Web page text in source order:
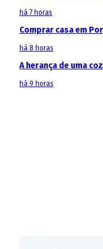
há 7 horas
Comprar casa em
há 8 horas
A herança de uma
há 9 horas